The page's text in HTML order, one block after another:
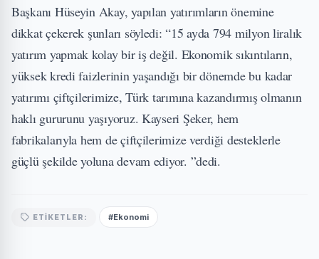
Başkanı Hüseyin Akay, yapılan yatırımların önemine
dikkat çekerek şunları söyledi: “15 ayda 794 milyon liralık
yatırım yapmak kolay bir iş değil. Ekonomik sıkıntıların,
yüksek kredi faizlerinin yaşandığı bir dönemde bu kadar
yatırımı çiftçilerimize, Türk tarımına kazandırmış olmanın
haklı gururunu yaşıyoruz. Kayseri Şeker, hem
fabrikalarıyla hem de çiftçilerimize verdiği desteklerle
güçlü şekilde yoluna devam ediyor. ”dedi.
ETIKETLER: #Ekonomi